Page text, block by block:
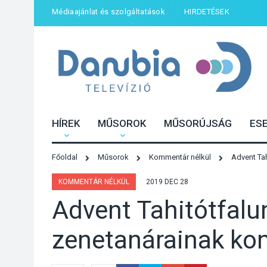
Médiaajánlat és szolgáltatások HIRDETÉSEK
HÍREK MŰSOROK MŰSORÚJSÁG
Főoldal Műsorok Kommentár nélkül Advent
KOMMENTÁR NÉLKÜL 2019 DEC 28
Advent
zenetanárainak